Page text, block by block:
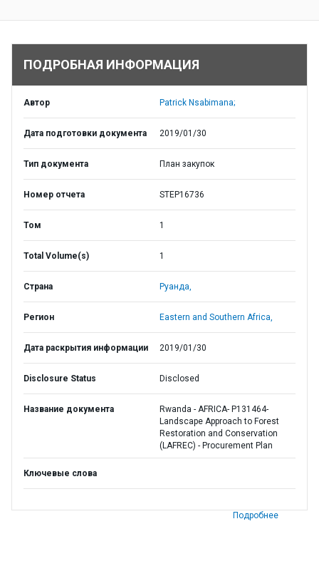
ПОДРОБНАЯ ИНФОРМАЦИЯ
Автор Patrick Nsabimana;
Дата подготовки документа 2019/01/30
Тип документа План закупок
Номер отчета STEP16736
Том 1
Total Volume(s) 1
Страна Руанда,
Регион Eastern and Southern Africa,
Дата раскрытия информации 2019/01/30
Disclosure Status Disclosed
Название документа
Rwanda - AFRICA- P131464-
Landscape Approach to Forest
Restoration and Conservation
(LAFREC) - Procurement Plan
Ключевые слова
Подробнее